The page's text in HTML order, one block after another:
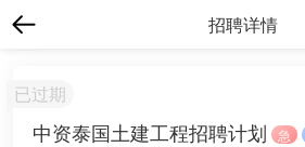
招聘详情
已过期
中资泰国土建工程招聘计划 急